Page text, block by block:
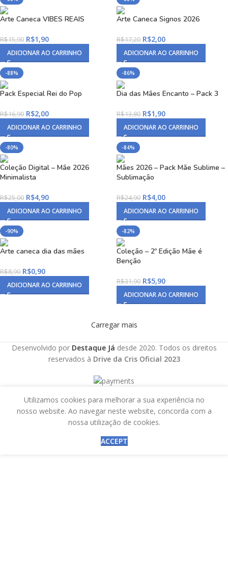
Arte Caneca VIBES REAIS
R$15,90 R$1,90
ADICIONAR AO CARRINHO
Arte Caneca Signos 2026
R$17,20 R$2,00
ADICIONAR AO CARRINHO
-88%
Pack Especial Rei do Pop
R$16,90 R$2,00
ADICIONAR AO CARRINHO
-86%
Dia das Mães Encanto – Pack 3
R$13,80 R$1,90
ADICIONAR AO CARRINHO
-80%
Coleção Digital – Mãe 2026
Minimalista
R$25,00 R$4,90
ADICIONAR AO CARRINHO
-84%
Mães 2026 – Pack Mãe Sublime –
Sublimação
R$24,90 R$4,00
ADICIONAR AO CARRINHO
-90%
Arte caneca dia das mães
R$8,90 R$0,90
ADICIONAR AO CARRINHO
-82%
Coleção – 2º Edição Mãe é
Benção
R$31,90 R$5,90
ADICIONAR AO CARRINHO
Carregar mais
Desenvolvido por Destaque Já desde 2020. Todos os direitos
reservados à Drive da Cris Oficial 2023
Utilizamos cookies para melhorar a sua experiência no
nosso website. Ao navegar neste website, concorda com a
nossa utilização de cookies.
ACCEPT